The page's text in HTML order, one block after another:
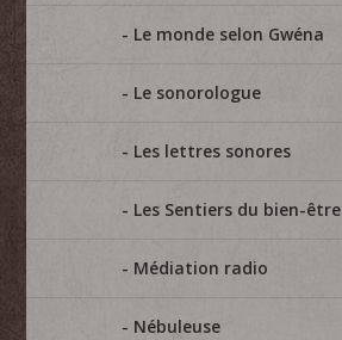
Le monde selon Gwéna
Le sonorologue
Les lettres sonores
Les Sentiers du bien-être
Médiation radio
Nébuleuse